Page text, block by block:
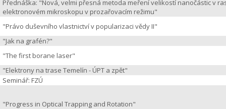
Přednáška: "Nová, velmi přesná metoda meření velikostí nanočástic v
elektronovém mikroskopu v prozařovacím režimu"
"Právo duševního vlastnictví v popularizaci vědy II"
"Jak na grafén?"
"The first borane laser"
"Elektrony na trase Temelín - ÚPT a zpět"
Seminář: FZÚ
"Progress in Optical Trapping and Rotation"